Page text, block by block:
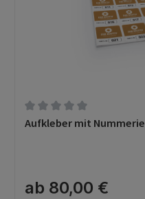
Durchschnittliche
Aufkleber mit
ab 80,00 €